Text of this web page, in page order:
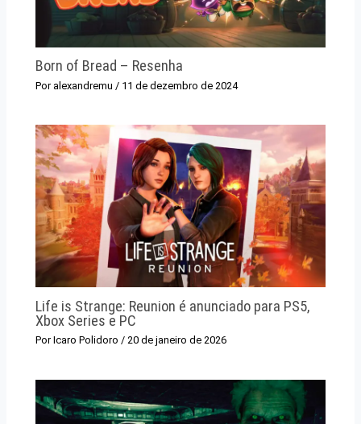
Born of Bread – Resenha
Por alexandremu / 11 de dezembro de 2024
Life is Strange: Reunion é anunciado para PS5,
Xbox Series e PC
PorIcaro Polidoro/20 de janeiro de 2026